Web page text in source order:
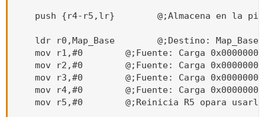
push {r4-r5,lr}        @;Almacena en la
    ldr r0,Map_Base        @;Destino: Map_Base
mov r1,#0        @;Fuente: Carga
mov r2,#0        @;Fuente: Carga
mov r3,#0        @;Fuente: Carga
mov r4,#0        @;Fuente: Carga
mov r5,#0        @;Reinicia R5 opara